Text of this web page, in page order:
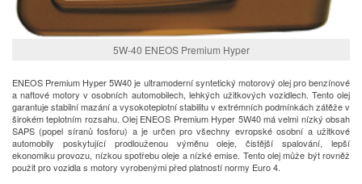
5W-40 ENEOS Premium Hyper
ENEOS Premium Hyper 5W40 je ultramoderní syntetický motorový olej pro benzínové
a naftové motory v osobních automobilech, lehkých užitkových vozidlech. Tento olej
garantuje stabilní mazání a vysokoteplotní stabilitu v extrémních podmínkách zátěže v
širokém teplotním rozsahu. Olej ENEOS Premium Hyper 5W40 má velmi nízký obsah
SAPS (popel síranů fosforu) a je určen pro všechny evropské osobní a užitkové
automobily poskytující prodlouženou výměnu oleje, čistější spalování, lepší
ekonomiku provozu, nízkou spotřebu oleje a nízké emise. Tento olej může být rovněž
použit pro vozidla s motory vyrobenými před platností normy Euro 4.